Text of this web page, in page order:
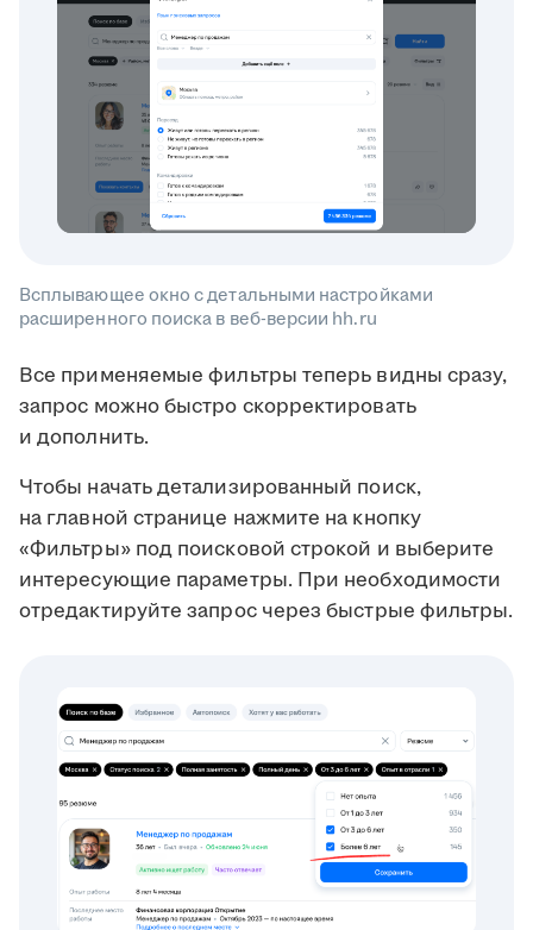
Всплывающее окно с детальными настройками
расширенного поиска в веб-версии hh.ru
Все применяемые фильтры теперь видны сразу,
запрос можно быстро скорректировать
и дополнить.
Чтобы начать детализированный поиск,
на главной странице нажмите на кнопку
«Фильтры» под поисковой строкой и выберите
интересующие параметры. При необходимости
отредактируйте запрос через быстрые фильтры.